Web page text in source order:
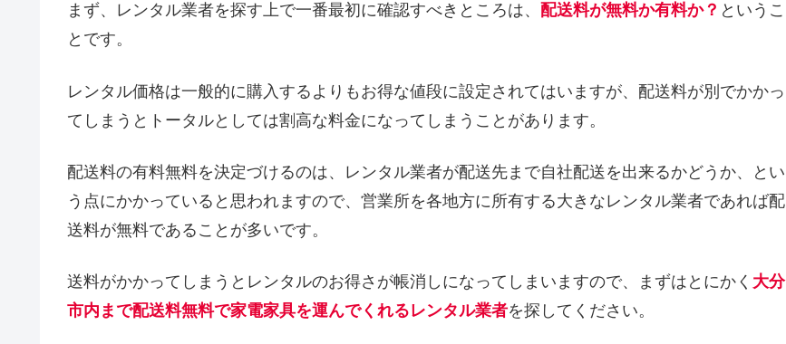
まず、レンタル業者を探す上で一番最初に確認すべきところは、 配送料が無料か有料か？ というこ
とです。
レンタル価格は一般的に購入するよりもお得な値段に設定されてはいますが、配送料が別でかかっ
てしまうとトータルとしては割高な料金になってしまうことがあります。
配送料の有料無料を決定づけるのは、レンタル業者が配送先まで自社配送を出来るかどうか、とい
う点にかかっていると思われますので、営業所を各地方に所有する大きなレンタル業者であれば配
送料が無料であることが多いです。
送料がかかってしまうとレンタルのお得さが帳消しになってしまいますので、まずはとにかく 大分
市内まで配送料無料で家電家具を運んでくれるレンタル業者を探してください。